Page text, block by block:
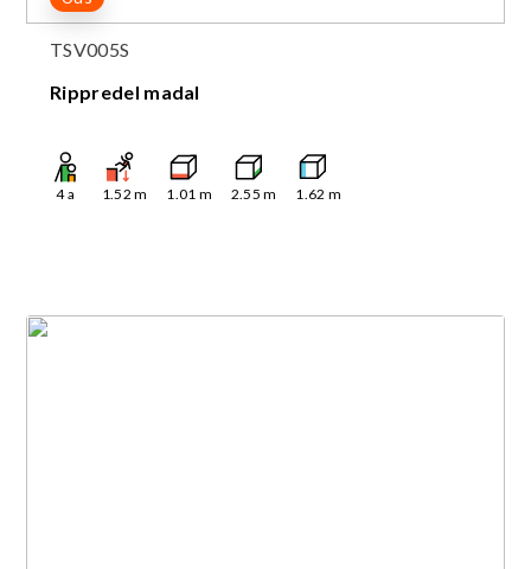
TSV005S
Rippredel madal
4a 1.52 m 1.01 m 2.55 m 1.62 m